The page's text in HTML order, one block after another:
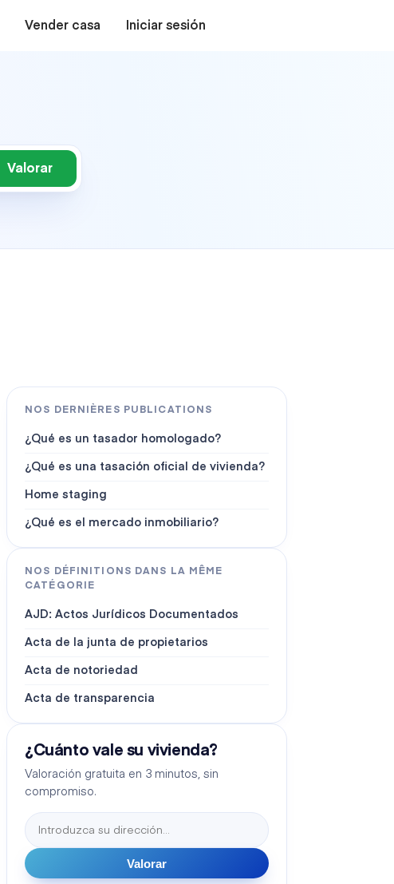
Vender casa Iniciar sesión
Valorar
NOS DERNIÈRES PUBLICATIONS
¿Qué es un tasador homologado?
¿Qué es una tasación oficial de vivienda?
Home staging
¿Qué es el mercado inmobiliario?
NOS DÉFINITIONS DANS LA MÊME
CATÉGORIE
AJD: Actos Jurídicos Documentados
Acta de la junta de propietarios
Acta de notoriedad
Acta de transparencia
¿Cuánto vale su vivienda?
Valoración gratuita en 3 minutos, sin
compromiso.
Valorar